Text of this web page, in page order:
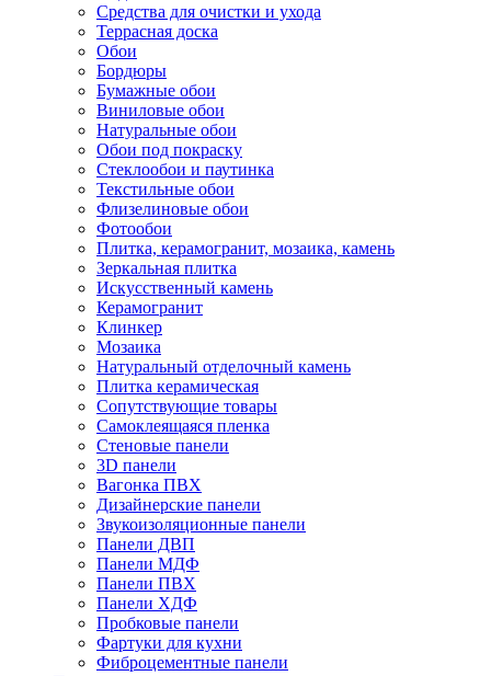
Средства для очистки и ухода
Террасная доска
Обои
Бордюры
Бумажные обои
Виниловые обои
Натуральные обои
Обои под покраску
Стеклообои и паутинка
Текстильные обои
Флизелиновые обои
Фотообои
Плитка, керамогранит, мозаика, камень
Зеркальная плитка
Искусственный камень
Керамогранит
Клинкер
Мозаика
Натуральный отделочный камень
Плитка керамическая
Сопутствующие товары
Самоклеящаяся пленка
Стеновые панели
3D панели
Вагонка ПВХ
Дизайнерские панели
Звукоизоляционные панели
Панели ДВП
Панели МДФ
Панели ПВХ
Панели ХДФ
Пробковые панели
Фартуки для кухни
Фиброцементные панели